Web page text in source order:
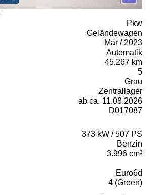
Pkw
Geländewagen
Mär / 2023
Automatik
45.267 km
5
Grau
Zentrallager
ab ca. 11.08.2026
D017087
373 kW / 507 PS
Benzin
3.996 cm³
Euro6d
4 (Green)